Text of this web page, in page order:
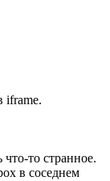
iframe.
то странное.
в соседнем